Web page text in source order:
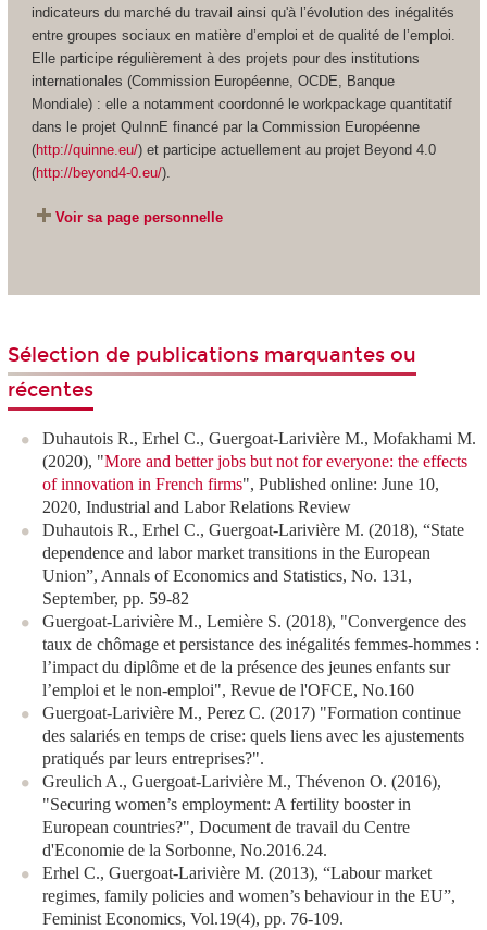
indicateurs du marché du travail ainsi qu'à l’évolution des inégalités
entre groupes sociaux en matière d’emploi et de qualité de l’emploi.
Elle participe régulièrement à des projets pour des institutions
internationales (Commission Européenne, OCDE, Banque
Mondiale) : elle a notamment coordonné le workpackage quantitatif
dans le projet QuInnE financé par la Commission Européenne
(http://quinne.eu/) et participe actuellement au projet Beyond 4.0
(http://beyond4-0.eu/).
Voir sa page personnelle
Sélection de publications marquantes ou
récentes
Duhautois R., Erhel C., Guergoat-Larivière M., Mofakhami M.
(2020), "More and better jobs but not for everyone: the effects
of innovation in French firms", Published online: June 10,
2020, Industrial and Labor Relations Review
Duhautois R., Erhel C., Guergoat-Larivière M. (2018), “State
dependence and labor market transitions in the European
Union”, Annals of Economics and Statistics, No. 131,
September, pp. 59-82
Guergoat-Larivière M., Lemière S. (2018), "Convergence des
taux de chômage et persistance des inégalités femmes-hommes :
l’impact du diplôme et de la présence des jeunes enfants sur
l’emploi et le non-emploi", Revue de l'OFCE, No.160
Guergoat-Larivière M., Perez C. (2017) "Formation continue
des salariés en temps de crise: quels liens avec les ajustements
pratiqués par leurs entreprises?".
Greulich A., Guergoat-Larivière M., Thévenon O. (2016),
"Securing women’s employment: A fertility booster in
European countries?", Document de travail du Centre
d'Economie de la Sorbonne, No.2016.24.
Erhel C., Guergoat-Larivière M. (2013), “Labour market
regimes, family policies and women’s behaviour in the EU”,
Feminist Economics, Vol.19(4), pp. 76-109.